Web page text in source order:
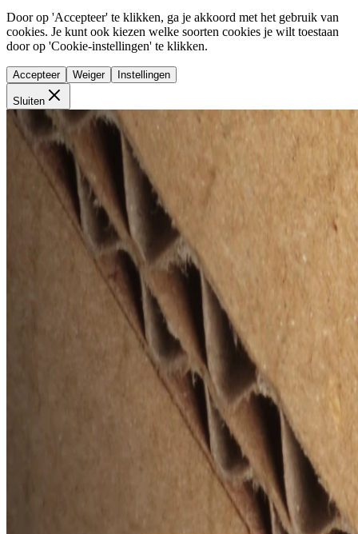
Door op 'Accepteer' te klikken, ga je akkoord met het gebruik van
cookies. Je kunt ook kiezen welke soorten cookies je wilt toestaan
door op 'Cookie-instellingen' te klikken.
Accepteer Weiger Instellingen
Sluiten